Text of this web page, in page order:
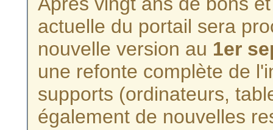
actuelle du portail sera
nouvelle version au 1er
une refonte complète de
supports (ordinateurs,
également de nouvelles